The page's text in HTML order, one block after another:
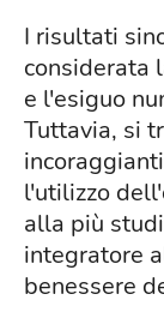
I risultati
considerata
e l'esiguo
Tuttavia, si
l'utilizzo
alla più
integratore
benessere